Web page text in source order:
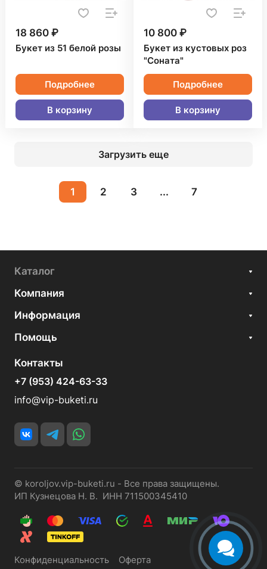
18 860 ₽
Букет из 51 белой розы
Подробнее
В корзину
10 800 ₽
Букет из кустовых роз
"Соната"
Подробнее
В корзину
Загрузить еще
1 2 3 ... 7
Каталог
Компания
Информация
Помощь
Контакты
+7 (953) 424-63-33
info@vip-buketi.ru
© koroljov.vip-buketi.ru - Все права защищены.
ИП Кузнецова Н. В. ИНН 711500345410
Конфиденциальность Оферта